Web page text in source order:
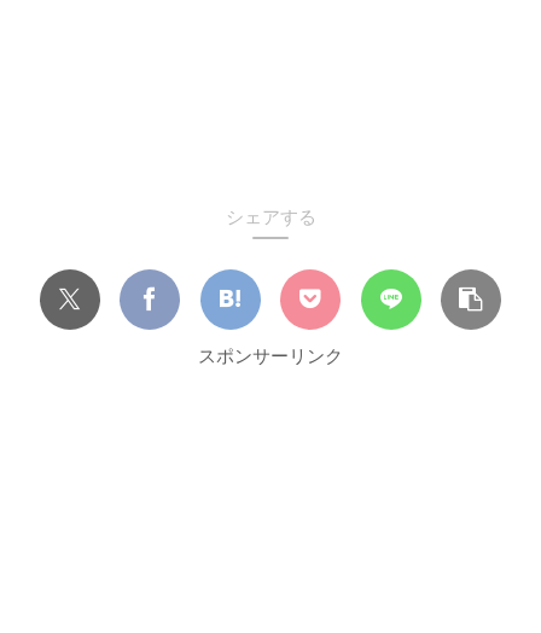
シェアする
スポンサーリンク